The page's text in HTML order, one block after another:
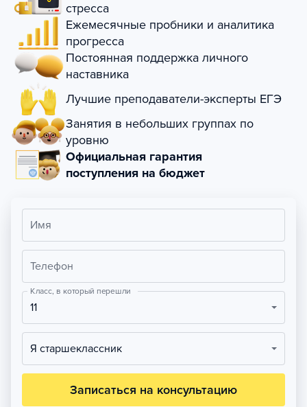
стресса
Ежемесячные пробники и аналитика
прогресса
Постоянная поддержка личного
наставника
Лучшие преподаватели-эксперты ЕГЭ
Занятия в небольших группах по
уровню
Официальная гарантия
поступления на бюджет
Имя
Телефон
Класс, в который перешли
11
Я старшеклассник
Записаться на консультацию